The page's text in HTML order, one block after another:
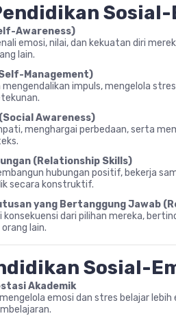
Awareness)
emosi, nilai, dan kekuatan diri
lain.
Management)
impuls, mengelola
Awareness)
menghargai perbedaan, serta
(Relationship Skills)
hubungan positif, bekerja
secara konstruktif.
yang Bertanggung Jawab
konsekuensi dari pilihan mereka,
lain.
Sosial-
Akademik
emosi dan stres belajar